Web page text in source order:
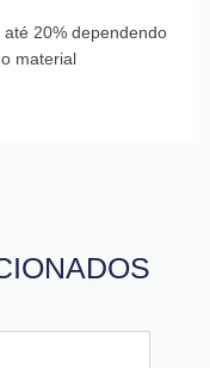
20% dependendo
material